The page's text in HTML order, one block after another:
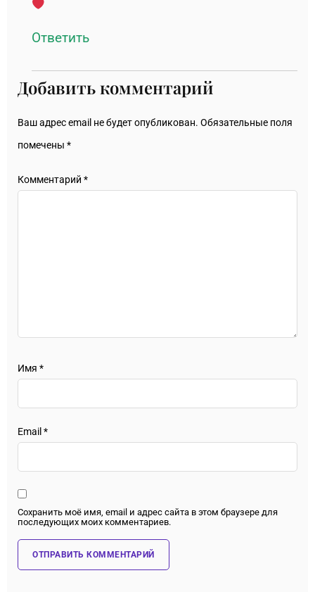
Ответить
Добавить комментарий
Ваш адрес email не будет опубликован. Обязательные поля
помечены *
Комментарий *
Имя *
Email *
Сохранить моё имя, email и адрес сайта в этом браузере для
последующих моих комментариев.